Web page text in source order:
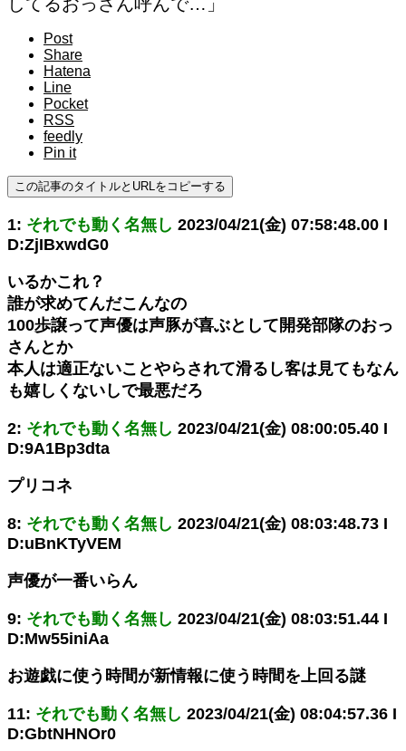
Post
Share
Hatena
Line
Pocket
RSS
feedly
Pin it
この記事のタイトルとURLをコピーする
1: それでも動く名無し 2023/04/21(金) 07:58:48.00 I
D:ZjIBxwdG0
いるかこれ？
誰が求めてんだこんなの
100歩譲って声優は声豚が喜ぶとして開発部隊のおっ
さんとか
本人は適正ないことやらされて滑るし客は見てもなん
も嬉しくないしで最悪だろ
2: それでも動く名無し 2023/04/21(金) 08:00:05.40 I
D:9A1Bp3dta
プリコネ
8: それでも動く名無し 2023/04/21(金) 08:03:48.73 I
D:uBnKTyVEM
声優が一番いらん
9: それでも動く名無し 2023/04/21(金) 08:03:51.44 I
D:Mw55iniAa
お遊戯に使う時間が新情報に使う時間を上回る謎
11: それでも動く名無し 2023/04/21(金) 08:04:57.36 I
D:GbtNHNOr0